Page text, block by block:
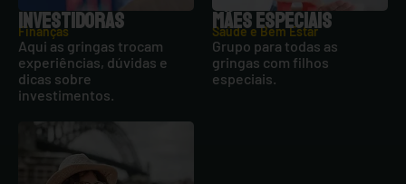
INVESTIDORAS
Finanças
Aqui as gringas trocam
experiências, dúvidas e
dicas sobre
investimentos.
MÃES ESPECIAIS
Saúde e Bem Estar
Grupo para todas as
gringas com filhos
especiais.